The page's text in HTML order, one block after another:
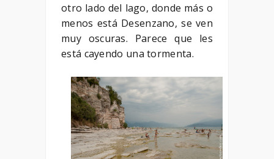
otro lado del lago, donde más o
menos está Desenzano, se ven
muy oscuras. Parece que les
está cayendo una tormenta.